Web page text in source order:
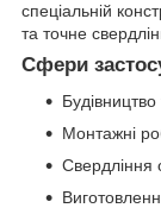
спеціальній
та точне
Сфери
Монтажні
Свердління